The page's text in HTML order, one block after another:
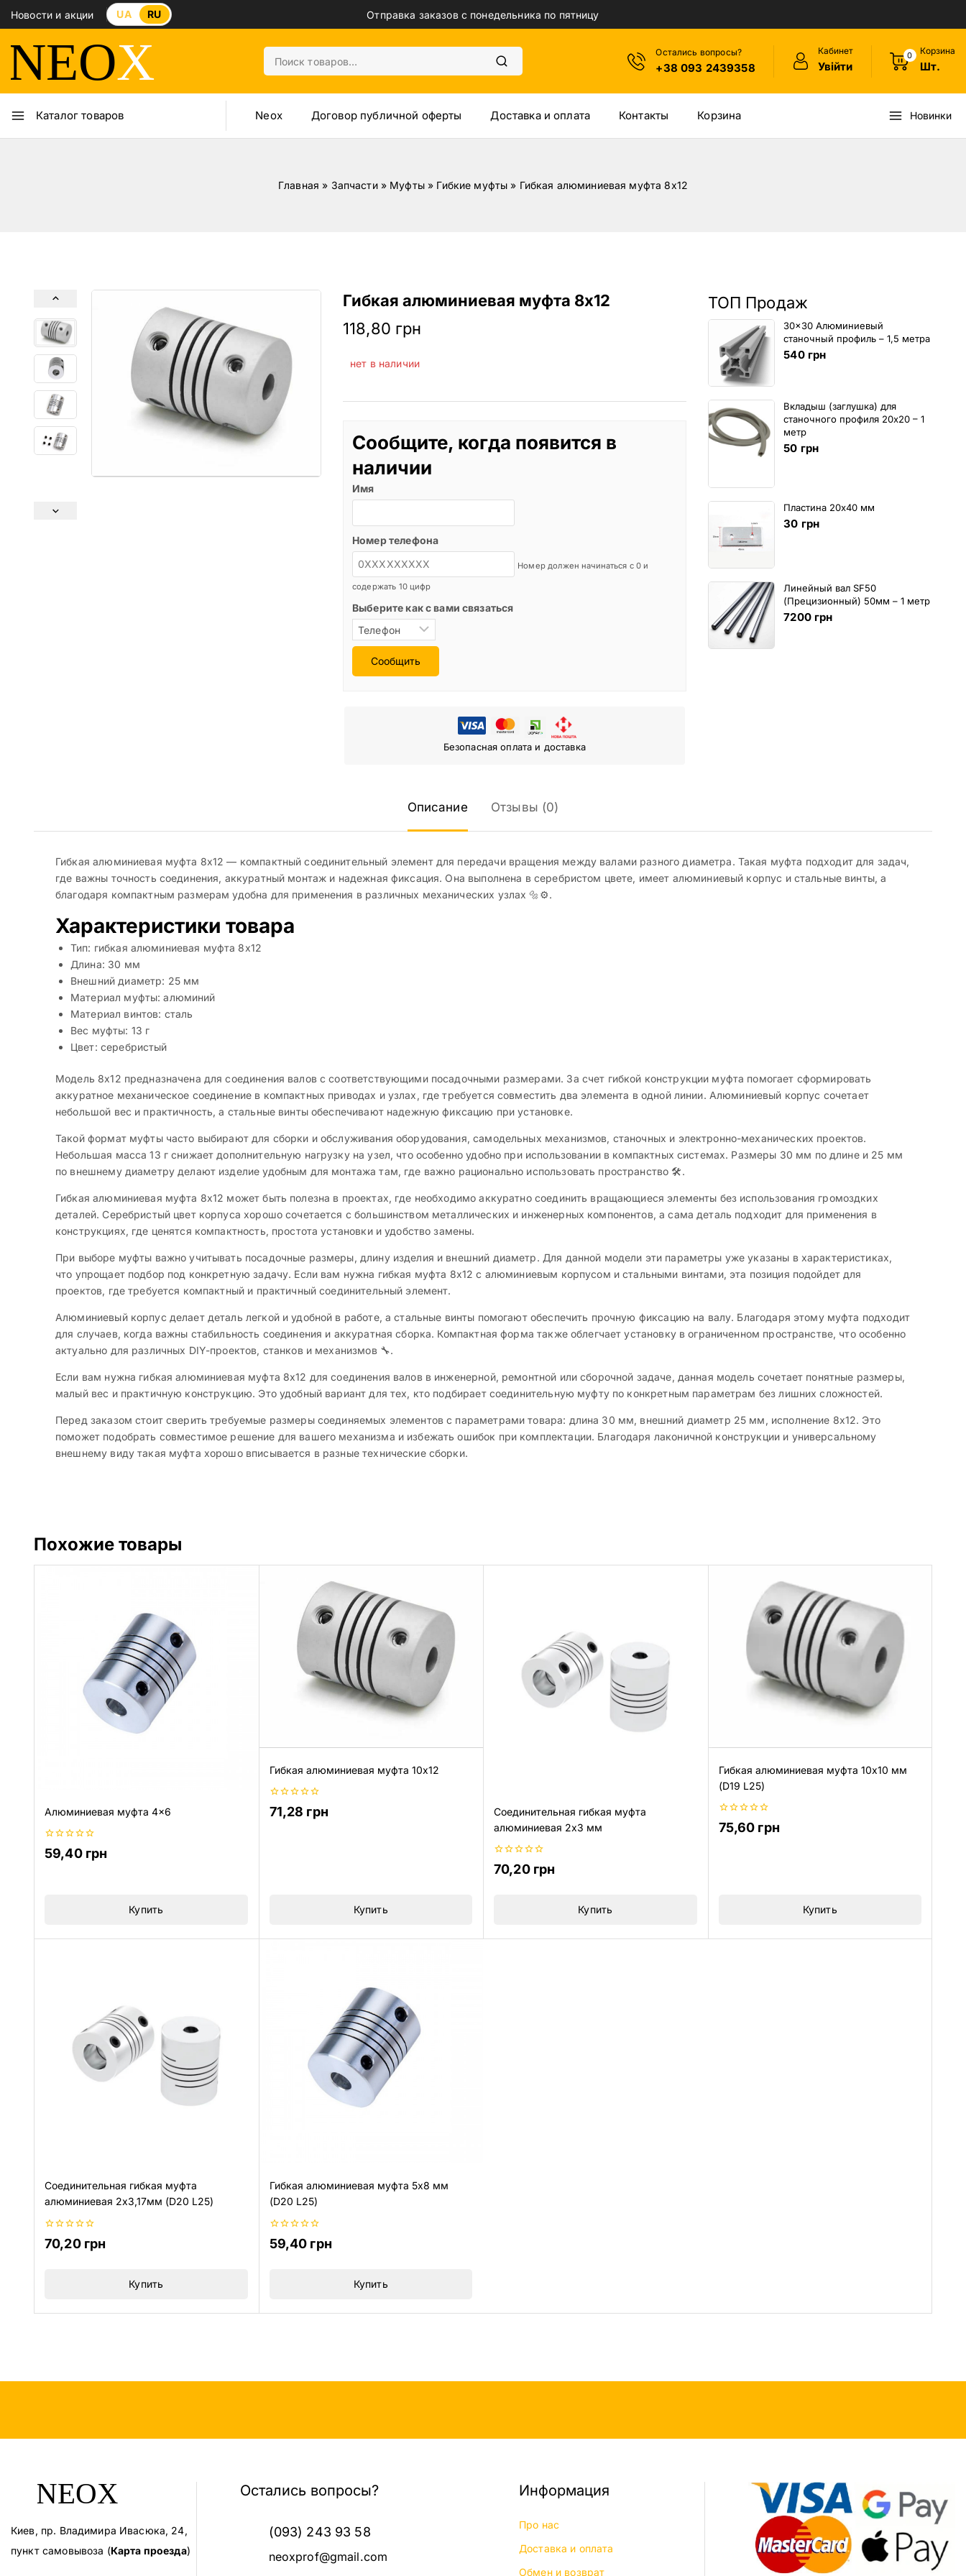
Новости и акции UA RU Отправка заказов с понедельника по пятницу
Остались вопросы?
+38 093 2439358
Кабинет
Увійти
0 Корзина
Шт.
Каталог товаров Neox Договор публичной оферты Доставка и оплата Контакты Корзина Новинки
Главная » Запчасти» Муфты» Гибкие муфты » Гибкая алюминиевая муфта 8х12
ТОП Продаж
30x30 Алюминиевый
станочный профиль – 1,5 метра
540 грн
Вкладыш (заглушка) для
станочного профиля 20х20 – 1
метр
50 грн
Пластина 20х40 мм
30 грн
Линейный вал SF50
(Прецизионный) 50мм – 1 метр
7200 грн
Гибкая алюминиевая муфта 8х12
118,80 грн
нет в наличии
Сообщите, когда появится в
наличии
Имя
Номер телефона
Номер должен начинаться с 0 и
содержать 10 цифр
Выберите как с вами связаться
Сообщить
Безопасная оплата и доставка
Описание Отзывы (0)
Гибкая алюминиевая муфта 8х12 — компактный соединительный элемент для передачи вращения между валами разного диаметра. Такая муфта подходит для задач,
где важны точность соединения, аккуратный монтаж и надежная фиксация. Она выполнена в серебристом цвете, имеет алюминиевый корпус и стальные винты, а
благодаря компактным размерам удобна для применения в различных механических узлах 🔩⚙️.
Характеристики товара
Тип: гибкая алюминиевая муфта 8х12
Длина: 30 мм
Внешний диаметр: 25 мм
Материал муфты: алюминий
Материал винтов: сталь
Вес муфты: 13 г
Цвет: серебристый
Модель 8х12 предназначена для соединения валов с соответствующими посадочными размерами. За счет гибкой конструкции муфта помогает сформировать
аккуратное механическое соединение в компактных приводах и узлах, где требуется совместить два элемента в одной линии. Алюминиевый корпус сочетает
небольшой вес и практичность, а стальные винты обеспечивают надежную фиксацию при установке.
Такой формат муфты часто выбирают для сборки и обслуживания оборудования, самодельных механизмов, станочных и электронно-механических проектов.
Небольшая масса 13 г снижает дополнительную нагрузку на узел, что особенно удобно при использовании в компактных системах. Размеры 30 мм по длине и 25 мм
по внешнему диаметру делают изделие удобным для монтажа там, где важно рационально использовать пространство 🛠️.
Гибкая алюминиевая муфта 8х12 может быть полезна в проектах, где необходимо аккуратно соединить вращающиеся элементы без использования громоздких
деталей. Серебристый цвет корпуса хорошо сочетается с большинством металлических и инженерных компонентов, а сама деталь подходит для применения в
конструкциях, где ценятся компактность, простота установки и удобство замены.
При выборе муфты важно учитывать посадочные размеры, длину изделия и внешний диаметр. Для данной модели эти параметры уже указаны в характеристиках,
что упрощает подбор под конкретную задачу. Если вам нужна гибкая муфта 8х12 с алюминиевым корпусом и стальными винтами, эта позиция подойдет для
проектов, где требуется компактный и практичный соединительный элемент.
Алюминиевый корпус делает деталь легкой и удобной в работе, а стальные винты помогают обеспечить прочную фиксацию на валу. Благодаря этому муфта подходит
для случаев, когда важны стабильность соединения и аккуратная сборка. Компактная форма также облегчает установку в ограниченном пространстве, что особенно
актуально для различных DIY-проектов, станков и механизмов 🔧.
Если вам нужна гибкая алюминиевая муфта 8х12 для соединения валов в инженерной, ремонтной или сборочной задаче, данная модель сочетает понятные размеры,
малый вес и практичную конструкцию. Это удобный вариант для тех, кто подбирает соединительную муфту по конкретным параметрам без лишних сложностей.
Перед заказом стоит сверить требуемые размеры соединяемых элементов с параметрами товара: длина 30 мм, внешний диаметр 25 мм, исполнение 8х12. Это
поможет подобрать совместимое решение для вашего механизма и избежать ошибок при комплектации. Благодаря лаконичной конструкции и универсальному
внешнему виду такая муфта хорошо вписывается в разные технические сборки.
Похожие товары
Алюминиевая муфта 4×6
0
из
59,40 грн
Купить
Гибкая алюминиевая муфта 10х12
0
из
71,28 грн
Купить
Соединительная гибкая муфта
алюминиевая 2х3 мм
0
из
70,20 грн
Купить
Гибкая алюминиевая муфта 10х10 мм
(D19 L25)
0
из
75,60 грн
Купить
Соединительная гибкая муфта
алюминиевая 2х3,17мм (D20 L25)
0
из
70,20 грн
Купить
Гибкая алюминиевая муфта 5х8 мм
(D20 L25)
0
из
59,40 грн
Купить
Киев, пр. Владимира Ивасюка, 24,
пункт самовывоза (Карта проезда)
Остались вопросы?
(093) 243 93 58
neoxprof@gmail.com
Информация
Про нас
Доставка и оплата
Обмен и возврат